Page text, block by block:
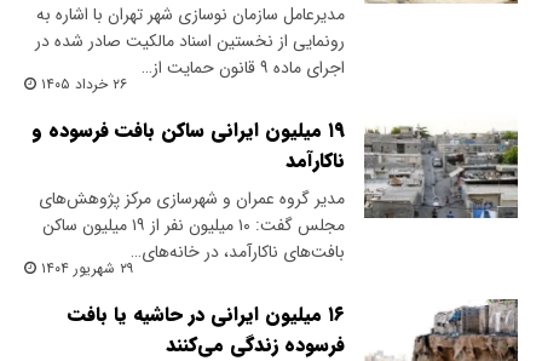
مدیرعامل سازمان نوسازی شهر تهران با اشاره به
رونمایی از نخستین اسناد مالکیت صادر شده در
اجرای ماده ۹ قانون حمایت از…
۲۶ خرداد ۱۴۰۵
‌۱۹ میلیون ایرانی ساکن بافت فرسوده و
ناکارآمد
مدیر گروه عمران و شهرسازی مرکز پژوهش‌های
مجلس گفت: ۱۰ میلیون نفر از ۱۹ میلیون ساکن
بافت‌های ناکارآمد، در خانه‌های…
۲۹ شهریور ۱۴۰۴
۱۶ میلیون ایرانی در حاشیه یا بافت
فرسوده زندگی می‌کنند